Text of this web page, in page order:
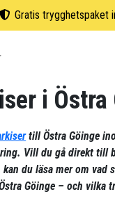
Gratis trygghetspaket
i Östra
till Östra Göinge
Vill du gå direkt till
kan du läsa mer om vad
Göinge – och vilka